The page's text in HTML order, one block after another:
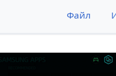
Файл